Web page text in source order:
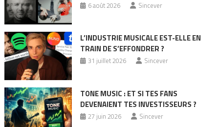
6 août 2026 Sincever
L’INDUSTRIE MUSICALE EST-ELLE EN
TRAIN DE S’EFFONDRER ?
31 juillet 2026 Sincever
TONE MUSIC : ET SI TES FANS
DEVENAIENT TES INVESTISSEURS ?
27 juin 2026 Sincever